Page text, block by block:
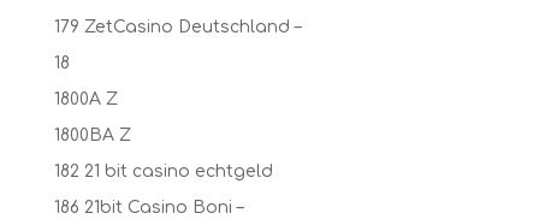
179 ZetCasino Deutschland –
18
1800A Z
1800BA Z
182 21 bit casino echtgeld
186 21bit Casino Boni –